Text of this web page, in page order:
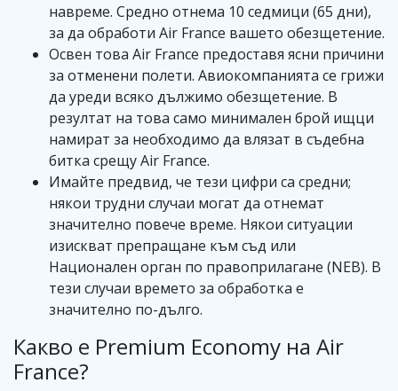
навреме. Средно отнема 10 седмици (65 дни),
за да обработи Air France вашето обезщетение.
Освен това Air France предоставя ясни причини
за отменени полети. Авиокомпанията се грижи
да уреди всяко дължимо обезщетение. В
резултат на това само минимален брой ищци
намират за необходимо да влязат в съдебна
битка срещу Air France.
Имайте предвид, че тези цифри са средни;
някои трудни случаи могат да отнемат
значително повече време. Някои ситуации
изискват препращане към съд или
Национален орган по правоприлагане (NEB). В
тези случаи времето за обработка е
значително по-дълго.
Какво е Premium Economy на Air
France?